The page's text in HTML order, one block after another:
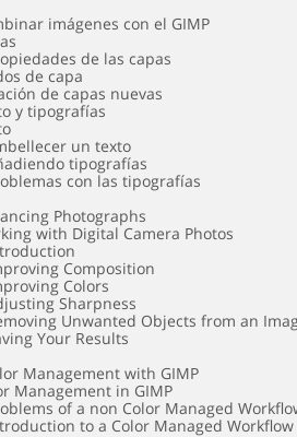
imágenes con el GIMP
de las capas
de capa
de capas nuevas
y tipografías
un texto
tipografías
con las tipografías
Photographs
with Digital Camera Photos
Composition
Colors
Sharpness
Unwanted Objects from an
Your Results
Management with GIMP
Management in GIMP
of a non Color Managed
to a Color Managed Workflow